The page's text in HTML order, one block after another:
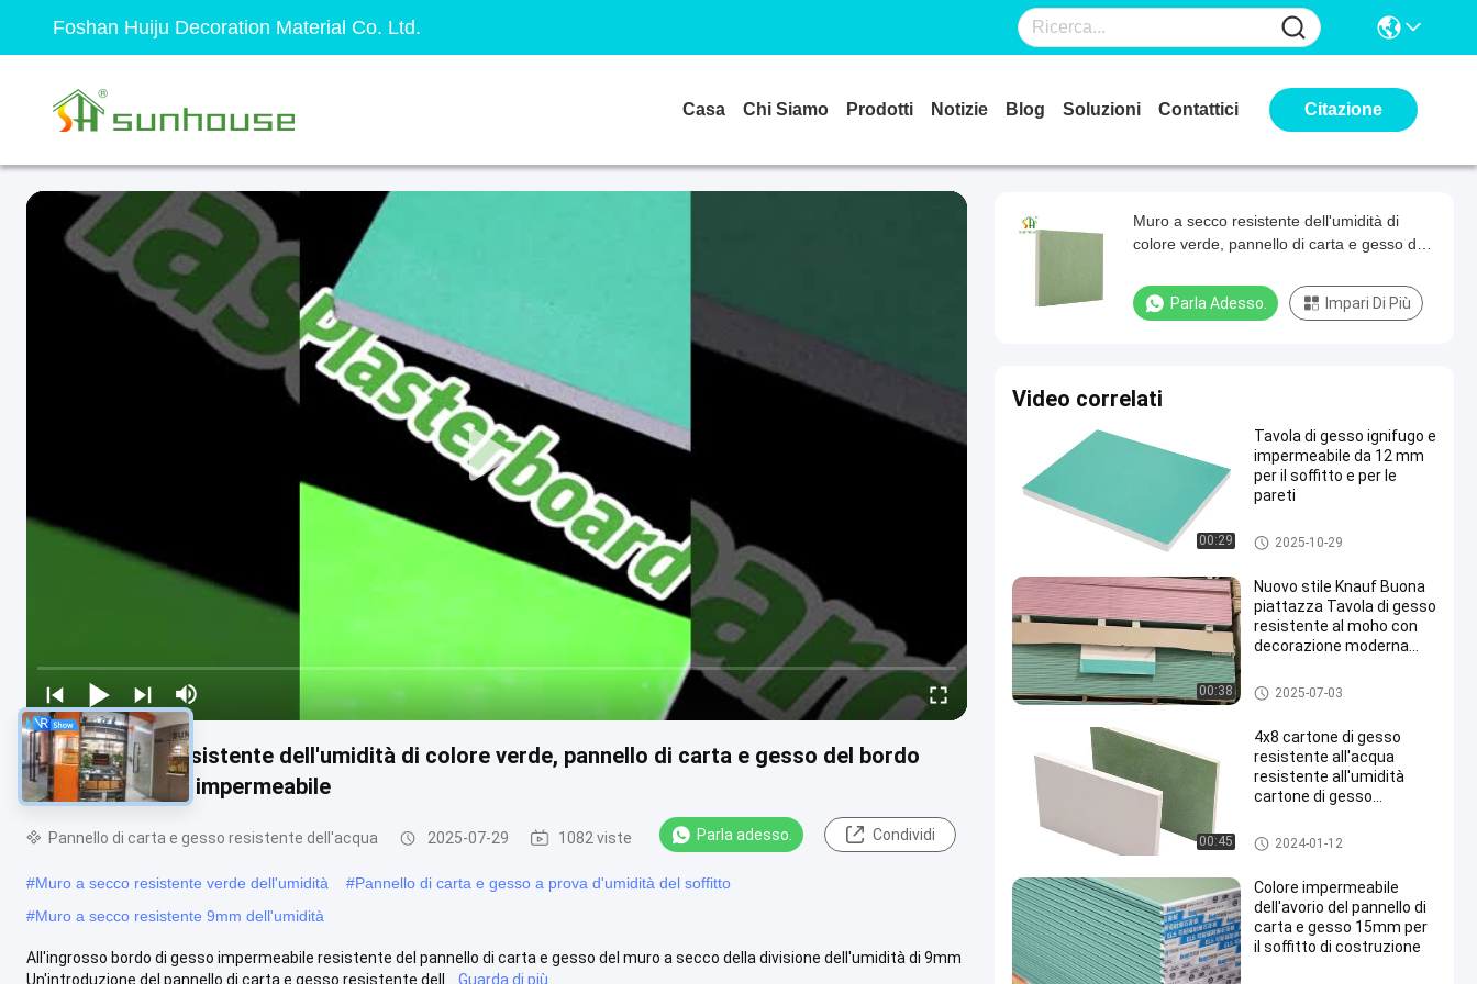
Foshan Huiju Decoration Material Co. Ltd.
Casa Chi Siamo Prodotti Notizie Blog Soluzioni Contattici Citazione
Muro a secco resistente dell'umidità di colore verde, pannello di carta e gesso del bordo
affusolato 9mm impermeabile
Pannello di carta e gesso resistente dell'acqua 2025-07-29 1082 viste Parla adesso. Condividi
#Muro a secco resistente verde dell'umidità #Pannello di carta e gesso a prova d'umidità del soffitto
#Muro a secco resistente 9mm dell'umidità
All'ingrosso bordo di gesso impermeabile resistente del pannello di carta e gesso del muro a secco della divisione dell'umidità di 9mm
Un'introduzione del pannello di carta e gesso resistente dell...
Guarda di più
Muro a secco resistente dell'umidità di
colore verde, pannello di carta e gesso del
Parla Adesso. Impari Di Più
Video correlati
00:29
Tavola di gesso ignifugo e
impermeabile da 12 mm
per il soffitto e per le
pareti
Pannello di carta e gesso resi
stente dell'acqua
2025-10-29
00:38
Nuovo stile Knauf Buona
piattazza Tavola di gesso
resistente al moho con
decorazione moderna
gesso
Plasterboard del gesso
2025-07-03
00:45
4x8 cartone di gesso
resistente all'acqua
resistente all'umidità
cartone di gesso
mm cartone di gesso per
muratura
Pannello di carta e gesso resi
stente dell'acqua
2024-01-12
Colore impermeabile
dell'avorio del pannello di
carta e gesso 15mm per
il soffitto di costruzione